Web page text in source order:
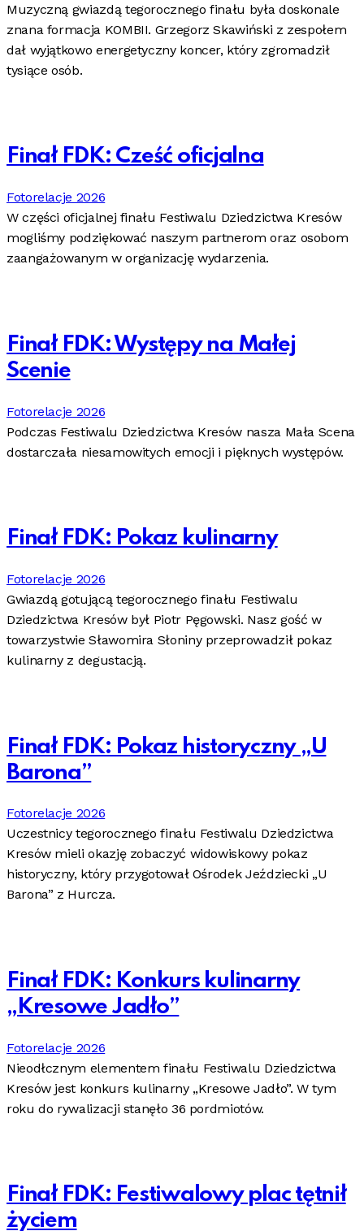
Muzyczną gwiazdą tegorocznego finału była doskonale
znana formacja KOMBII. Grzegorz Skawiński z zespołem
dał wyjątkowo energetyczny koncer, który zgromadził
tysiące osób.
Finał FDK: Cześć oficjalna
Fotorelacje 2026
W części oficjalnej finału Festiwalu Dziedzictwa Kresów
mogliśmy podziękować naszym partnerom oraz osobom
zaangażowanym w organizację wydarzenia.
Finał FDK: Występy na Małej
Scenie
Fotorelacje 2026
Podczas Festiwalu Dziedzictwa Kresów nasza Mała Scena
dostarczała niesamowitych emocji i pięknych występów.
Finał FDK: Pokaz kulinarny
Fotorelacje 2026
Gwiazdą gotującą tegorocznego finału Festiwalu
Dziedzictwa Kresów był Piotr Pęgowski. Nasz gość w
towarzystwie Sławomira Słoniny przeprowadził pokaz
kulinarny z degustacją.
Finał FDK: Pokaz historyczny „U
Barona”
Fotorelacje 2026
Uczestnicy tegorocznego finału Festiwalu Dziedzictwa
Kresów mieli okazję zobaczyć widowiskowy pokaz
historyczny, który przygotował Ośrodek Jeździecki „U
Barona” z Hurcza.
Finał FDK: Konkurs kulinarny
„Kresowe Jadło”
Fotorelacje 2026
Nieodłcznym elementem finału Festiwalu Dziedzictwa
Kresów jest konkurs kulinarny „Kresowe Jadło”. W tym
roku do rywalizacji stanęło 36 pordmiotów.
Finał FDK: Festiwalowy plac tętnił
życiem